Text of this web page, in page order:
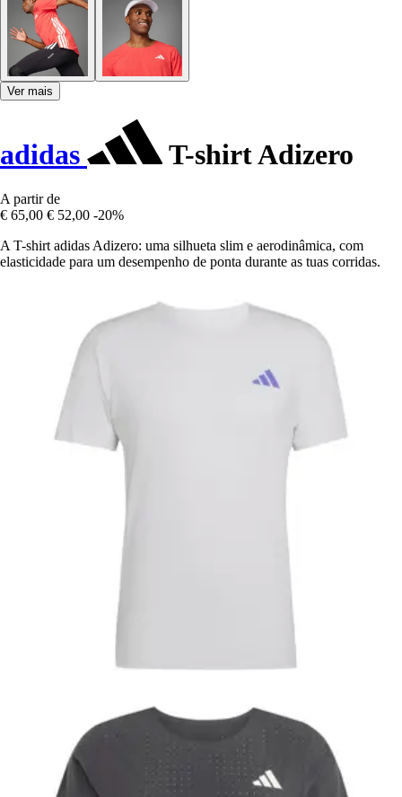
Ver mais
adidas T-shirt Adizero
A partir de
€ 65,00 € 52,00 -20%
A T-shirt adidas Adizero: uma silhueta slim e aerodinâmica, com
elasticidade para um desempenho de ponta durante as tuas corridas.